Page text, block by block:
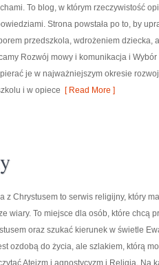
To blog, w którym rzeczywistość
Strona powstała po to, by
przedszkola, wdrożeniem dziecka,
Rozwój mowy i komunikacja i
je w najważniejszym okresie
i w opiece [ Read More ]
z Chrystusem to serwis religijny, który
wiary. To miejsce dla osób, które chcą
oraz szukać kierunek w świetle
ozdobą do życia, ale szlakiem, którą
Ateizm i agnostycyzm i Religia. Na